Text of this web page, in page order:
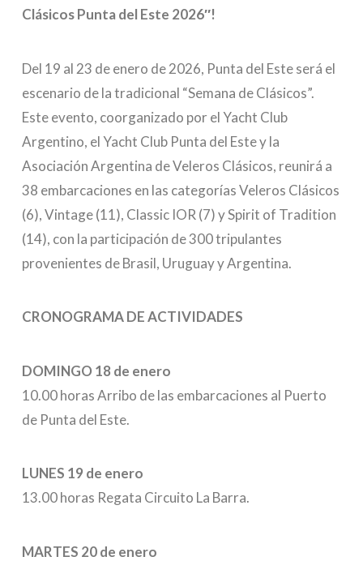
Clásicos Punta del Este 2026″!
Del 19 al 23 de enero de 2026, Punta del Este será el
escenario de la tradicional “Semana de Clásicos”.
Este evento, coorganizado por el Yacht Club
Argentino, el Yacht Club Punta del Este y la
Asociación Argentina de Veleros Clásicos, reunirá a
38 embarcaciones en las categorías Veleros Clásicos
(6), Vintage (11), Classic IOR (7) y Spirit of Tradition
(14), con la participación de 300 tripulantes
provenientes de Brasil, Uruguay y Argentina.
CRONOGRAMA DE ACTIVIDADES
DOMINGO 18 de enero
10.00 horas Arribo de las embarcaciones al Puerto
de Punta del Este.
LUNES 19 de enero
13.00 horas Regata Circuito La Barra.
MARTES 20 de enero